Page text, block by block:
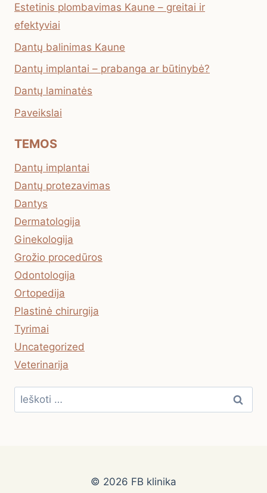
Estetinis plombavimas Kaune – greitai ir
efektyviai
Dantų balinimas Kaune
Dantų implantai – prabanga ar būtinybė?
Dantų laminatės
Paveikslai
TEMOS
Dantų implantai
Dantų protezavimas
Dantys
Dermatologija
Ginekologija
Grožio procedūros
Odontologija
Ortopedija
Plastinė chirurgija
Tyrimai
Uncategorized
Veterinarija
Ieškoti:
© 2026 FB klinika